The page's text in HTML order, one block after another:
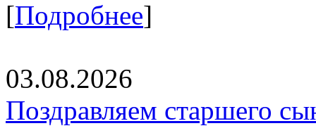
[Подробнее]
03.08.2026
Поздравляем старшего